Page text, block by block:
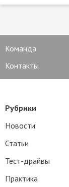
Команда
Контакты
Рубрики
Новости
Статьи
Тест-драйвы
Практика